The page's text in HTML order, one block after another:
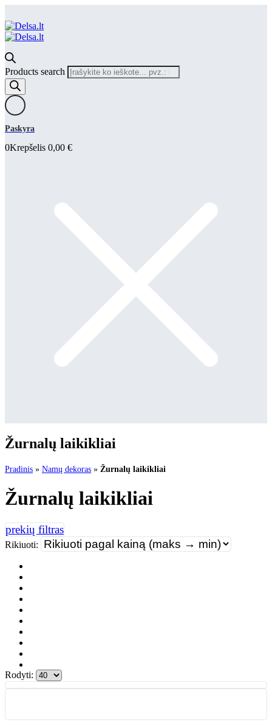
Products search
Paskyra
0Krepšelis 0,00 €
Žurnalų laikikliai
Pradinis » Namų dekoras » Žurnalų laikikliai
Žurnalų laikikliai
Rikiuoti:
Rodyti: